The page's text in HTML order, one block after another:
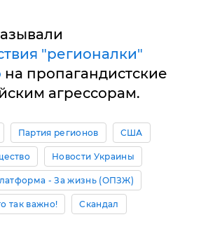
"регионалки"
на пропагандистские
агрессорам.
Партия регионов США
Новости Украины
- За жизнь (ОПЗЖ)
так важно! Скандал